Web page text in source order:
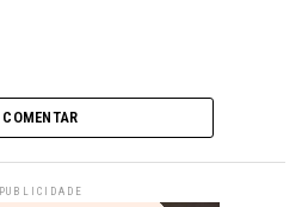
COMENTAR
PUBLICIDADE